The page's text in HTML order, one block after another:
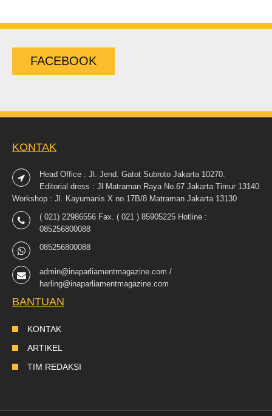
FACEBOOK
KONTAK
Head Office : Jl. Jend. Gatot Subroto Jakarta 10270.
Editorial dress : Jl Matraman Raya No.67 Jakarta Timur 13140
Workshop : Jl. Kayumanis X no.17B/8 Matraman Jakarta 13130
( 021) 22986556 Fax. ( 021 ) 85905225 Hotline :
085256800088
085256800088
admin@inaparliamentmagazine.com /
harling@inaparliamentmagazine.com
BANTUAN
KONTAK
ARTIKEL
TIM REDAKSI